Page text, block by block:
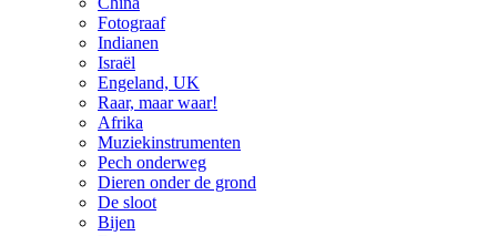
Fotograaf
Indianen
Israël
Engeland, UK
Raar, maar waar!
Afrika
Muziekinstrumenten
Pech onderweg
Dieren onder de grond
De sloot
Bijen